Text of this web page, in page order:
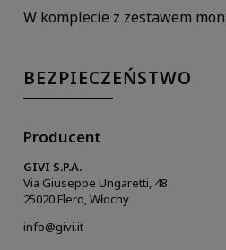
W komplecie z zestawem
BEZPIECZEŃSTWO
Producent
GIVI S.P.A.
Via Giuseppe Ungaretti, 48
25020 Flero, Włochy
info@givi.it